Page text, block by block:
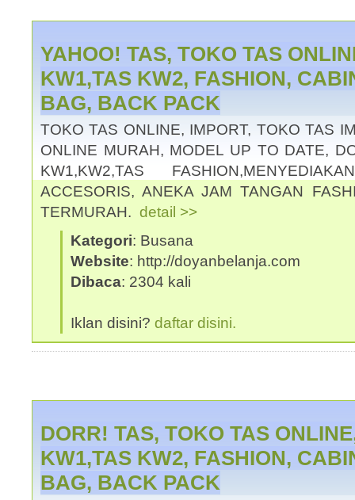
YAHOO! TAS, TOKO TAS
KW1,TAS KW2, FASHION,
BAG, BACK PACK
TOKO TAS ONLINE, IMPORT, TOKO TAS
ONLINE MURAH, MODEL UP TO DATE,
KW1,KW2,TAS
ACCESORIS, ANEKA JAM TANGAN
TERMURAH. detail >>
Kategori: Busana
Website: http://doyanbelanja.com
Dibaca: 2304 kali
Iklan disini? daftar disini.
DORR! TAS, TOKO TAS
KW1,TAS KW2, FASHION,
BAG, BACK PACK